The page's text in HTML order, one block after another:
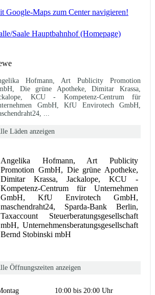
Google-Maps zum Center navigieren!
Saale Hauptbahnhof (Homepage)
Hofmann, Art Publicity Promotion
Die grüne Apotheke, Dimitar Krassa,
KCU - Kompetenz-Centrum für
GmbH, KfU Envirotech GmbH,
...
Läden anzeigen
Angelika Hofmann, Art Publicity
Promotion GmbH, Die grüne Apotheke,
Dimitar Krassa, Jackalope, KCU -
Kompetenz-Centrum für Unternehmen
GmbH, KfU Envirotech GmbH,
maschendraht24, Sparda-Bank Berlin,
Taxaccount Steuerberatungsgesellschaft
mbH, Unternehmensberatungsgesellschaft
Bernd Stobinski mbH
Öffnungszeiten anzeigen
10:00 bis 20:00 Uhr